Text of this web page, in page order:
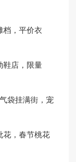
，平价衣
店，限量
袋挂满街，宠
，春节桃花